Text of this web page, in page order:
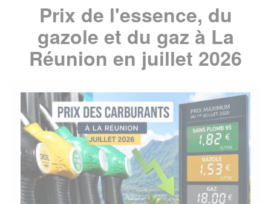
Prix de l'essence, du
gazole et du gaz à La
Réunion en juillet 2026